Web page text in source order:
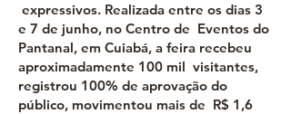
expressivos. Realizada entre os dias 3
e 7 de junho, no Centro de Eventos do
Pantanal, em Cuiabá, a feira recebeu
aproximadamente 100 mil visitantes,
registrou 100% de aprovação do
público, movimentou mais de R$ 1,6